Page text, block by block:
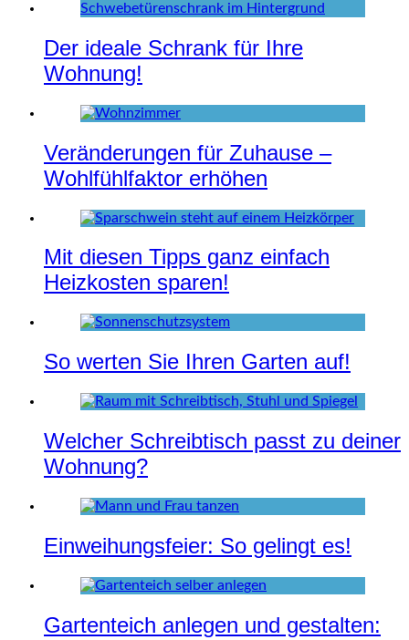
Der ideale Schrank für Ihre
Wohnung!
Veränderungen für Zuhause –
Wohlfühlfaktor erhöhen
Mit diesen Tipps ganz einfach
Heizkosten sparen!
So werten Sie Ihren Garten auf!
Welcher Schreibtisch passt zu deiner
Wohnung?
Einweihungsfeier: So gelingt es!
Gartenteich anlegen und gestalten: